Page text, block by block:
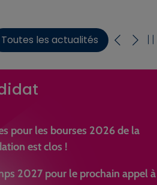
Toutes les actualités
pour les bourses 2026 de la
est clos !
2027 pour le prochain appel à